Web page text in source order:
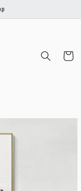
Panier